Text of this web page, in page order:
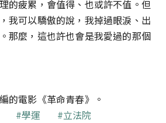
的疲累，會值得、也或許不值。但
我可以驕傲的說，我掉過眼淚、出
那麼，這也許也會是我愛過的那個
的電影《革命青春》。
學運
立法院